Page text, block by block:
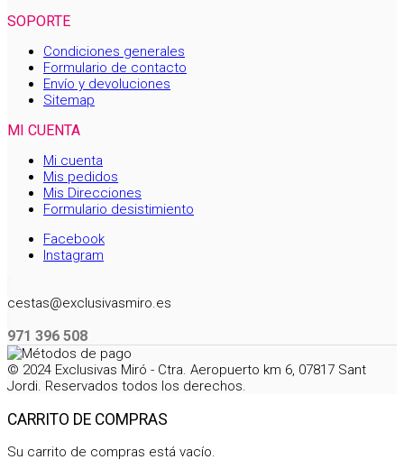
SOPORTE
Condiciones generales
Formulario de contacto
Envío y devoluciones
Sitemap
MI CUENTA
Mi cuenta
Mis pedidos
Mis Direcciones
Formulario desistimiento
Facebook
Instagram
cestas@exclusivasmiro.es
971 396 508
© 2024 Exclusivas Miró - Ctra. Aeropuerto km 6, 07817 Sant
Jordi. Reservados todos los derechos.
CARRITO DE COMPRAS
Su carrito de compras está vacío.